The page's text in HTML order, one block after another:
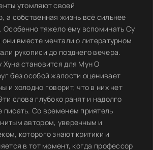
утомляют своей
а собственная жизнь всё сильнее
Особенно тяжело ему вспоминать Су
вместе мечтали о литературном
рукописи до позднего вечера.
становится для Мун О
без особой жалости оценивает
и холодно говорит, что в них нет
слова глубоко ранят и надолго
писать. Со временем приятель
автором, уверенным и
которого знают критики и
в тот момент, когда профессор